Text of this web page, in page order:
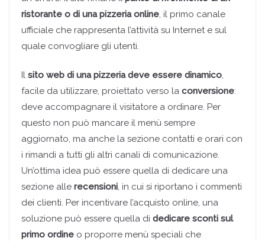
ristorante o di una pizzeria online, il primo canale
ufficiale che rappresenta l’attività su Internet e sul
quale convogliare gli utenti.
Il sito web di una pizzeria deve essere dinamico,
facile da utilizzare, proiettato verso la conversione:
deve accompagnare il visitatore a ordinare. Per
questo non può mancare il menù sempre
aggiornato, ma anche la sezione contatti e orari con
i rimandi a tutti gli altri canali di comunicazione.
Un’ottima idea può essere quella di dedicare una
sezione alle recensioni, in cui si riportano i commenti
dei clienti. Per incentivare l’acquisto online, una
soluzione può essere quella di dedicare sconti sul
primo ordine o proporre menù speciali che